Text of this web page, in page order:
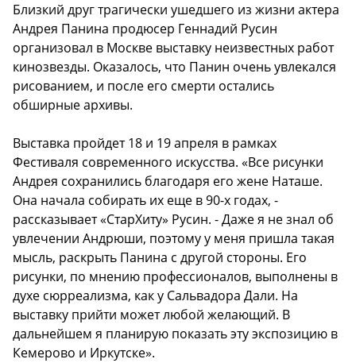
Близкий друг трагически ушедшего из жизни актера
Андрея Панина продюсер Геннадий Русин
организовал в Москве выставку неизвестных работ
кинозвезды. Оказалось, что Панин очень увлекался
рисованием, и после его смерти остались
обширные архивы.
Выставка пройдет 18 и 19 апреля в рамках
Фестиваля современного искусства. «Все рисунки
Андрея сохранились благодаря его жене Наташе.
Она начала собирать их еще в 90-х годах, -
рассказывает «СтарХиту» Русин. - Даже я не знал об
увлечении Андрюши, поэтому у меня пришла такая
мысль, раскрыть Панина с другой стороны. Его
рисунки, по мнению профессионалов, выполнены в
духе сюрреализма, как у Сальвадора Дали. На
выставку прийти может любой желающий. В
дальнейшем я планирую показать эту экспозицию в
Кемерово и Иркутске».